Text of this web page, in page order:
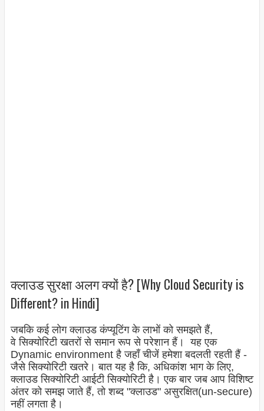
क्लाउड सुरक्षा अलग क्यों है? [Why Cloud Security is
Different? in Hindi]
जबकि कई लोग क्लाउड कंप्यूटिंग के लाभों को समझते हैं,
वेसिक्योरिटीखतरों से समान रूप से परेशान हैं। यह एक
Dynamic environment है जहाँ चीजें हमेशा बदलती रहती हैं -
जैसेसिक्योरिटीखतरे। बात यह है कि, अधिकांश भाग के लिए,
क्लाउडसिक्योरिटीआईटीसिक्योरिटीहै। एक बार जब आप विशिष्ट
अंतर को समझ जाते हैं, तो शब्द "क्लाउड" असुरक्षित(un-secure)
नहीं लगता है।